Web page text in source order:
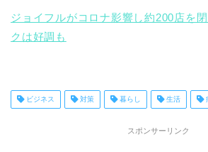
ジョイフルがコロナ影響し約200店を
クは好調も
ビジネス 対策 暮らし 生活
スポンサーリンク